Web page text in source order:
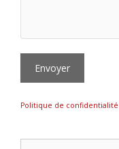
Envoyer
Politique de confidentialité